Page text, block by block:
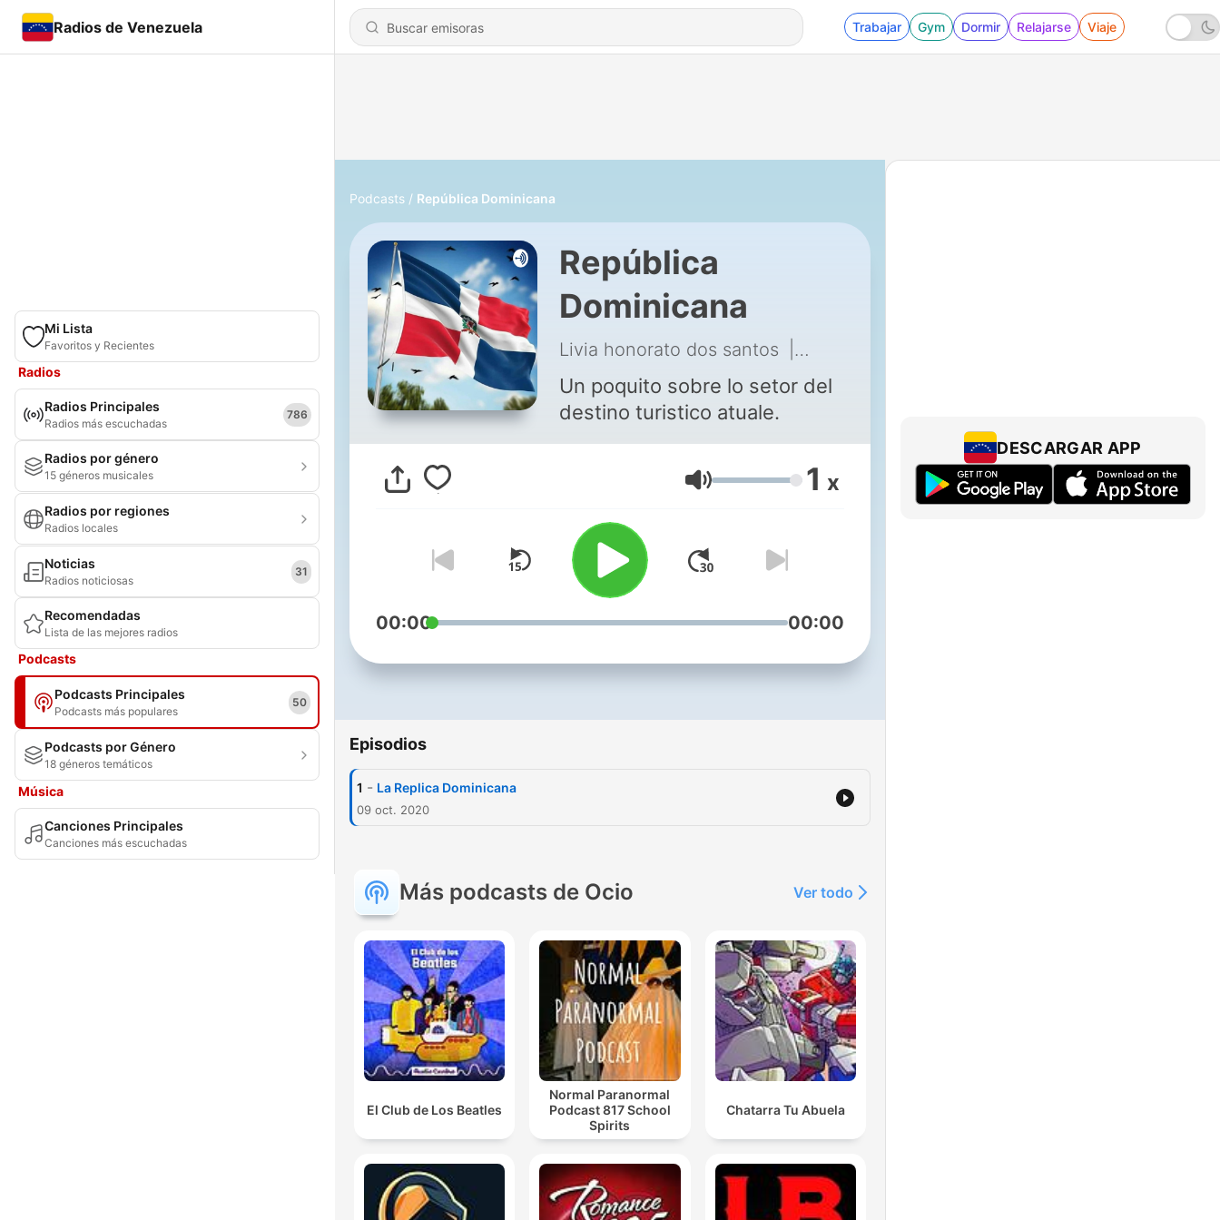
Radios de Venezuela Trabajar Gym Dormir Relajarse Viaje
Mi Lista
Favoritos y Recientes
Radios
Radios Principales
Radios más escuchadas
786
Radios por género
15 géneros musicales
Radios por regiones
Radios locales
Noticias
Radios noticiosas
31
Recomendadas
Lista de las mejores radios
Podcasts
Podcasts Principales
Podcasts más populares
50
Podcasts por Género
18 géneros temáticos
Música
Canciones Principales
Canciones más escuchadas
Podcasts República Dominicana
República
Dominicana
Livia honorato dos santos 1 - La Replica Dominicana
Un poquito sobre lo setor del
destino turistico atuale.
Volumen 1 x
00:00 00:00
Episodios
1 - La Replica Dominicana
09 oct. 2020
Más podcasts de Ocio Ver todo
El Club de Los Beatles
Normal Paranormal
Podcast 817 School
Spirits
Chatarra Tu Abuela
DESCARGAR APP